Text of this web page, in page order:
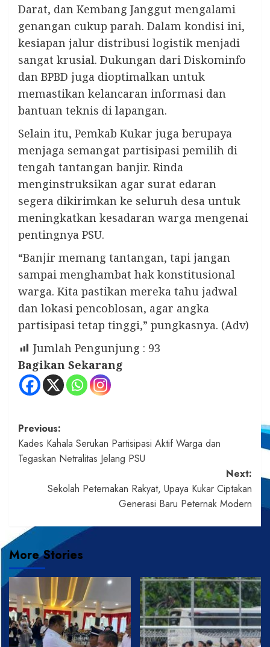
Darat, dan Kembang Janggut mengalami
genangan cukup parah. Dalam kondisi ini,
kesiapan jalur distribusi logistik menjadi
sangat krusial. Dukungan dari Diskominfo
dan BPBD juga dioptimalkan untuk
memastikan kelancaran informasi dan
bantuan teknis di lapangan.
Selain itu, Pemkab Kukar juga berupaya
menjaga semangat partisipasi pemilih di
tengah tantangan banjir. Rinda
menginstruksikan agar surat edaran
segera dikirimkan ke seluruh desa untuk
meningkatkan kesadaran warga mengenai
pentingnya PSU.
“Banjir memang tantangan, tapi jangan
sampai menghambat hak konstitusional
warga. Kita pastikan mereka tahu jadwal
dan lokasi pencoblosan, agar angka
partisipasi tetap tinggi,” pungkasnya. (Adv)
Jumlah Pengunjung : 93
Bagikan Sekarang
Post
navigation
Previous:
Kades Kahala Serukan Partisipasi Aktif Warga dan
Tegaskan Netralitas Jelang PSU
Next:
Sekolah Peternakan Rakyat, Upaya Kukar Ciptakan
Generasi Baru Peternak Modern
More Stories